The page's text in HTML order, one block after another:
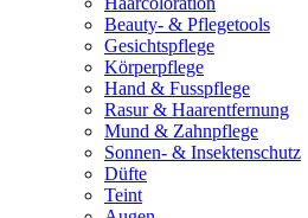
Beauty- & Pflegetools
Gesichtspflege
Körperpflege
Hand & Fusspflege
Rasur & Haarentfernung
Mund & Zahnpflege
Sonnen- & Insektenschutz
Düfte
Teint